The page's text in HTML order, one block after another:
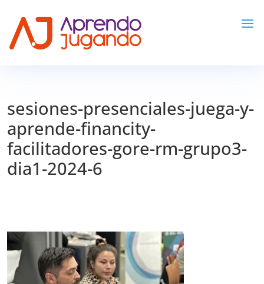
sesiones-presenciales-juega-y-
aprende-financity-
facilitadores-gore-rm-grupo3-
dia1-2024-6